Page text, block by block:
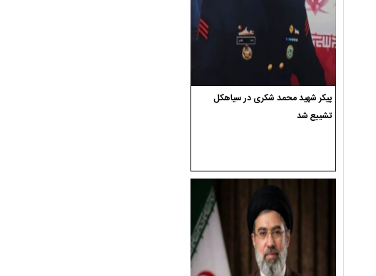
پیکر شهید محمد شکری در سیاهکل
تشییع شد